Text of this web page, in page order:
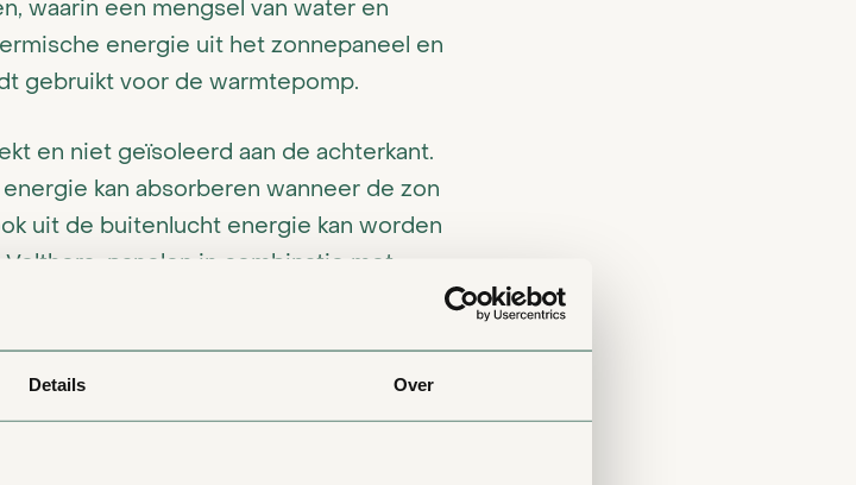
Details Over
waarin een mengsel van water en
energie uit het zonnepaneel en
gebruikt voor de warmtepomp.
en niet geïsoleerd aan de achterkant.
kan absorberen wanneer de zon
uit de buitenlucht energie kan worden
panelen in combinatie met